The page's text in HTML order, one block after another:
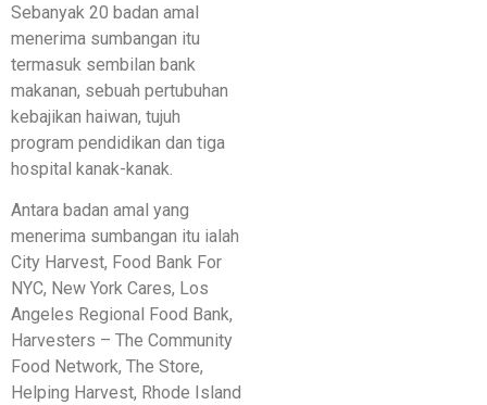
Sebanyak 20 badan amal
menerima sumbangan itu
termasuk sembilan bank
makanan, sebuah pertubuhan
kebajikan haiwan, tujuh
program pendidikan dan tiga
hospital kanak-kanak.
Antara badan amal yang
menerima sumbangan itu ialah
City Harvest, Food Bank For
NYC, New York Cares, Los
Angeles Regional Food Bank,
Harvesters – The Community
Food Network, The Store,
Helping Harvest, Rhode Island